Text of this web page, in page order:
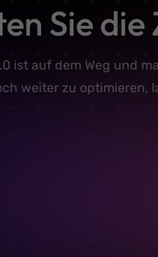
Sie
ist auf dem Weg und
weiter zu optimieren,